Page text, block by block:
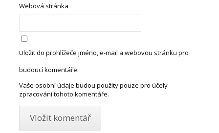
Webová stránka
Uložit do prohlížeče jméno, e-mail a webovou stránku pro
budoucí komentáře.
Vaše osobní údaje budou použity pouze pro účely
zpracování tohoto komentáře.